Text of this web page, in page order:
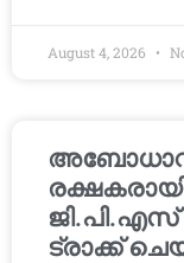
August 4, 2026
ജി.പി.എസ്
ട്രാക്ക്